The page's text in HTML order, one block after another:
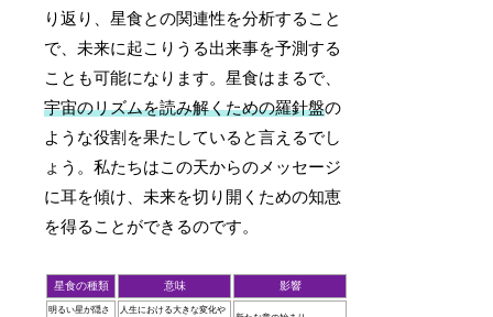
り返り、星食との関連性を分析すること
で、未来に起こりうる出来事を予測する
ことも可能になります。星食はまるで、
宇宙のリズムを読み解くための羅針盤の
ような役割を果たしていると言えるでし
ょう。私たちはこの天からのメッセージ
に耳を傾け、未来を切り開くための知恵
を得ることができるのです。
星食の種類 意味 影響
明るい星が隠さ
人生における大きな変化や